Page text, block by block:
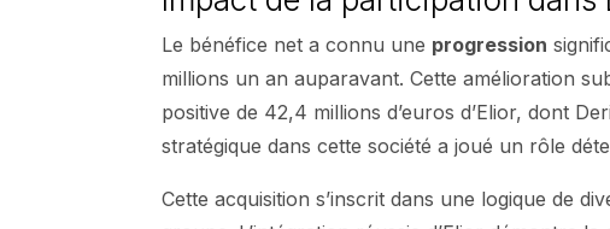
Le bénéfice net a connu une progression
millions un an auparavant. Cette amélioration
positive de 42,4 millions d’euros d’Elior, dont
stratégique dans cette société a joué un rôle
Cette acquisition s’inscrit dans une logique de